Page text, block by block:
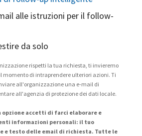
alle istruzioni per il follow-
da solo
rispetti la tua richiesta, ti invieremo
momento di intraprendere ulteriori azioni. Ti
all'organizzazione una e-mail di
all'agenzia di protezione dei dati locale.
opzione accetti di farci elaborare e
informazioni personali: il tuo
e testo delle email di richiesta. Tutte le